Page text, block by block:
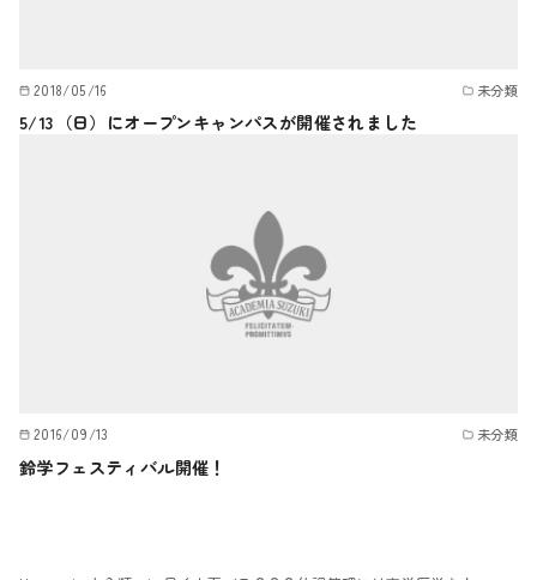
2018/05/16 未分類
5/13（日）にオープンキャンパスが開催されました
2016/09/13 未分類
鈴学フェスティバル開催！